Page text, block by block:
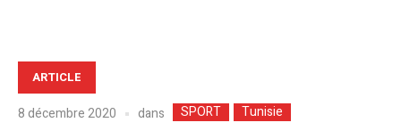
ARTICLE
8 décembre 2020 dans SPORT Tunisie